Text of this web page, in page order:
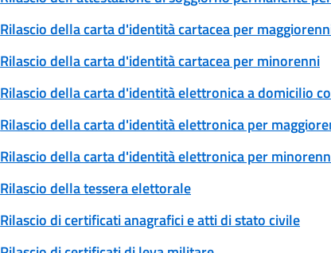
Rilascio della carta d'identità cartacea per
Rilascio della carta d'identità cartacea per minorenni
Rilascio della carta d'identità elettronica a domicilio
Rilascio della carta d'identità elettronica per
Rilascio della carta d'identità elettronica per
Rilascio della tessera elettorale
Rilascio di certificati anagrafici e atti di stato civile